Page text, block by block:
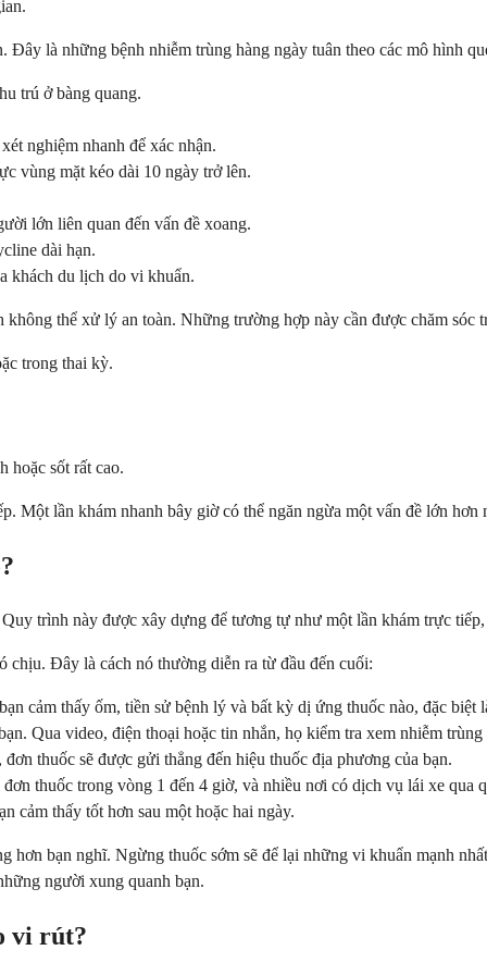
là những bệnh nhiễm trùng hàng ngày tuân theo các mô hình
trú ở bàng quang.
nghiệm nhanh để xác nhận.
vùng mặt kéo dài 10 ngày trở lên.
lớn liên quan đến vấn đề xoang.
dài hạn.
khách du lịch do vi khuẩn.
thể xử lý an toàn. Những trường hợp này cần được chăm sóc
trong thai kỳ.
hoặc sốt rất cao.
Một lần khám nhanh bây giờ có thể ngăn ngừa một vấn đề lớn hơn
trình này được xây dựng để tương tự như một lần khám trực
chịu. Đây là cách nó thường diễn ra từ đầu đến cuối:
cảm thấy ốm, tiền sử bệnh lý và bất kỳ dị ứng thuốc nào, đặc biệt
Qua video, điện thoại hoặc tin nhắn, họ kiểm tra xem nhiễm
thuốc sẽ được gửi thẳng đến hiệu thuốc địa phương của bạn.
thuốc trong vòng 1 đến 4 giờ, và nhiều nơi có dịch vụ lái xe qua
cảm thấy tốt hơn sau một hoặc hai ngày.
bạn nghĩ. Ngừng thuốc sớm sẽ để lại những vi khuẩn mạnh
người xung quanh bạn.
vi rút?